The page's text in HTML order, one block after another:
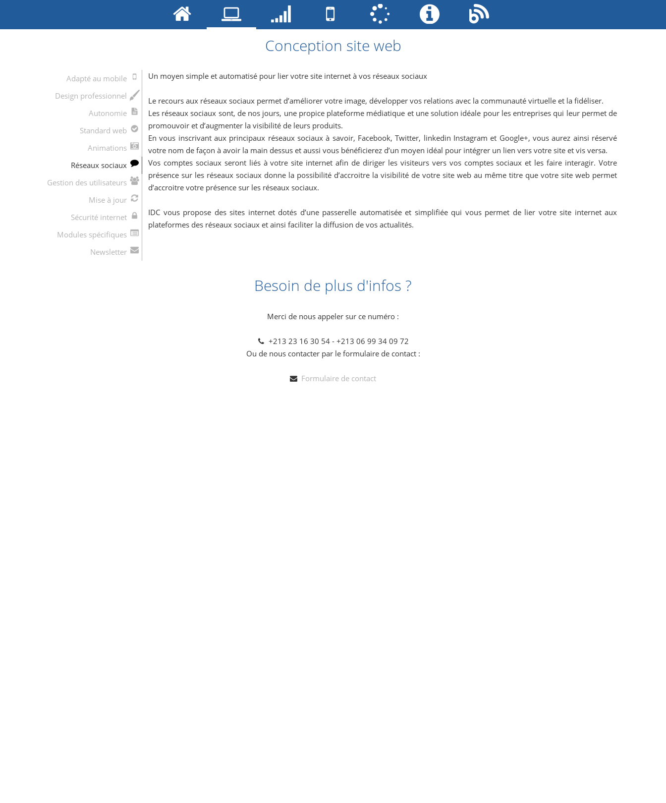
Conception site web
Adapté au mobile
Design professionnel
Autonomie
Standard web
Animations
Réseaux sociaux
Gestion des utilisateurs
Mise à jour
Sécurité internet
Modules spécifiques
Newsletter
Un moyen simple et automatisé pour lier votre site internet à vos réseaux sociaux
Le recours aux réseaux sociaux permet d’améliorer votre image, développer vos relations avec la communauté virtuelle et la fidéliser.
Les réseaux sociaux sont, de nos jours, une propice plateforme médiatique et une solution idéale pour les entreprises qui leur permet de
promouvoir et d’augmenter la visibilité de leurs produits.
En vous inscrivant aux principaux réseaux sociaux à savoir, Facebook, Twitter, linkedin Instagram et Google+, vous aurez ainsi réservé
votre nom de façon à avoir la main dessus et aussi vous bénéficierez d’un moyen idéal pour intégrer un lien vers votre site et vis versa.
Vos comptes sociaux seront liés à votre site internet afin de diriger les visiteurs vers vos comptes sociaux et les faire interagir. Votre
présence sur les réseaux sociaux donne la possibilité d’accroitre la visibilité de votre site web au même titre que votre site web permet
d’accroitre votre présence sur les réseaux sociaux.
IDC vous propose des sites internet dotés d’une passerelle automatisée et simplifiée qui vous permet de lier votre site internet aux
plateformes des réseaux sociaux et ainsi faciliter la diffusion de vos actualités.
Besoin de plus d'infos ?
Merci de nous appeler sur ce numéro :
+213 23 16 30 54 - +213 06 99 34 09 72
Ou de nous contacter par le formulaire de contact :
Formulaire de contact